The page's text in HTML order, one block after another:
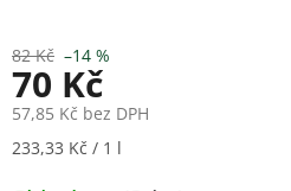
82 Kč –14 %
70 Kč
57,85 Kč bez DPH
Měrná
233,33 Kč / 1 l